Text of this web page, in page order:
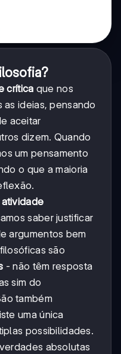
crítica que nos
as ideias, pensando
aceitar
dizem. Quando
um pensamento
o que a maioria
atividade
saber justificar
argumentos bem
são
- não têm resposta
sim do
também
uma única
possibilidades.
absolutas